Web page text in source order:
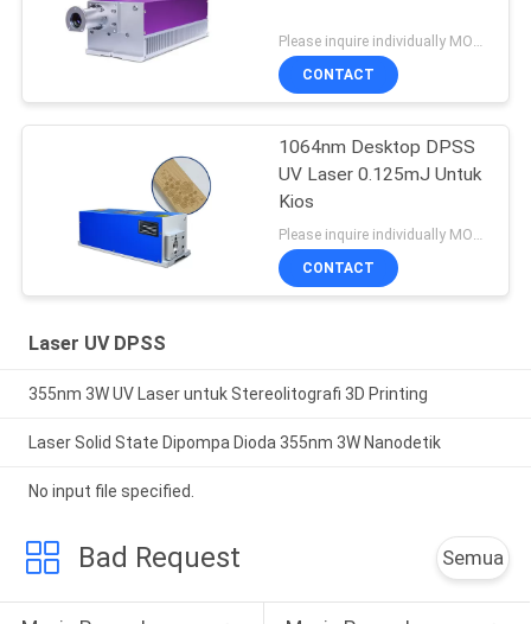
Please inquire individually MOQ:1
CONTACT
1064nm Desktop DPSS
UV Laser 0.125mJ Untuk
Kios
Please inquire individually MOQ:1
CONTACT
Laser UV DPSS
355nm 3W UV Laser untuk Stereolitografi 3D Printing
Laser Solid State Dipompa Dioda 355nm 3W Nanodetik
No input file specified.
Bad Request Semua